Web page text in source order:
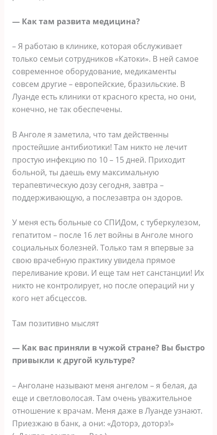
— Как там развита медицина?
– Я работаю в клинике, которая обслуживает
только семьи сотрудников «Катоки». В ней самое
современное оборудование, медикаменты
совсем другие – европейские, бразильские. В
Луанде есть клиники от красного креста, но они,
конечно, не так обеспечены.
В Анголе я заметила, что там действенны
простейшие антибиотики! Там никто не лечит
простую инфекцию по 10 – 15 дней. Приходит
больной, ты даешь ему максимальную
терапевтическую дозу сегодня, завтра –
поддерживающую, а послезавтра он здоров.
У меня есть больные со СПИДом, с туберкулезом,
гепатитом – после 16 лет войны в Анголе много
социальных болезней. Только там я впервые за
свою врачебную практику увидела прямое
переливание крови. И еще там нет санстанции! Их
никто не контролирует, но после операций ни у
кого нет абсцессов.
Там позитивно мыслят
— Как вас приняли в чужой стране? Вы быстро
привыкли к другой культуре?
– Анголане называют меня ангелом – я белая, да
еще и светловолосая. Там очень уважительное
отношение к врачам. Меня даже в Луанде узнают.
Приезжаю в банк, а они: «Доторэ, доторэ!»